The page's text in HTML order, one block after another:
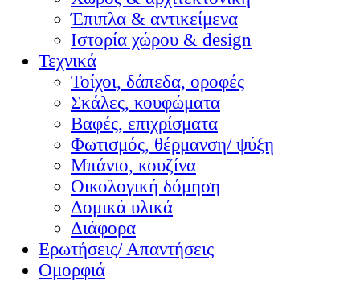
Έπιπλα & αντικείμενα
Ιστορία χώρου & design
Τεχνικά
Τοίχοι, δάπεδα, οροφές
Σκάλες, κουφώματα
Βαφές, επιχρίσματα
Φωτισμός, θέρμανση/ ψύξη
Μπάνιο, κουζίνα
Οικολογική δόμηση
Δομικά υλικά
Διάφορα
Ερωτήσεις/ Απαντήσεις
Ομορφιά